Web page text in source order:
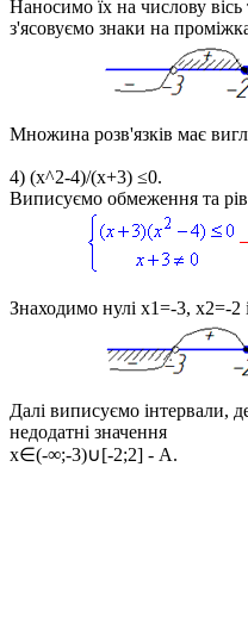
Наносимо їх на числову
з'ясовуємо знаки на
Множина розв'язків має
4) (x^2-4)/(x+3) ≤0.
Виписуємо обмеження та
Знаходимо нулі x1=-3, x2=-2
Далі виписуємо інтервали,
недодатні значення
x∈(-∞;-3)∪[-2;2] - А.